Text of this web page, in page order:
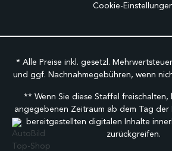
Cookie-
* Alle Preise inkl. gesetzl.
und ggf. Nachnahmegebühren, wenn
** Wenn Sie diese Staffel freischalten,
angegebenen Zeitraum ab dem Tag der
bereitgestellten digitalen Inhalte
zurückgreifen.